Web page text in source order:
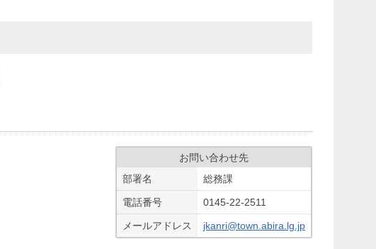
お問い合わせ先
部署名
総務課
電話番号 0145-22-2511
メールアドレス jkanri@town.abira.lg.jp